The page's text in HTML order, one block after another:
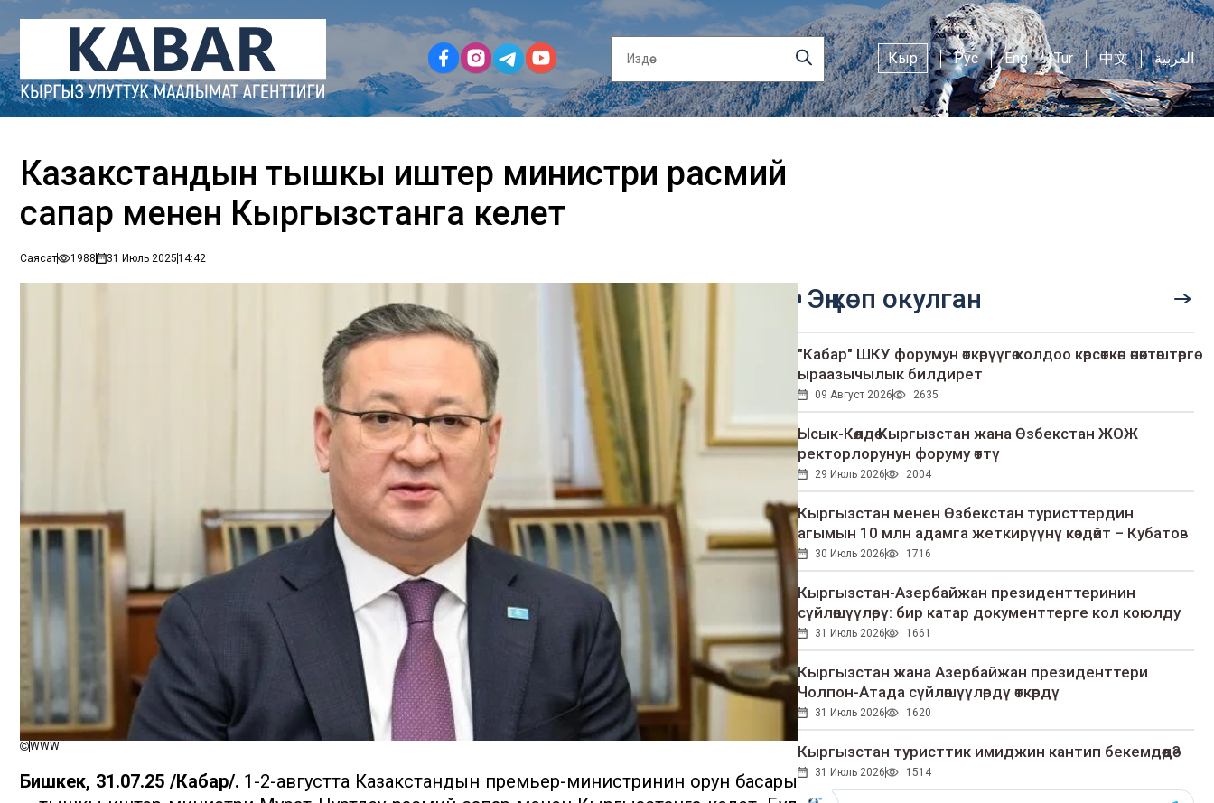
Кыр Рус Eng Tur 中文 العربية
Казакстандын тышкы иштер министри расмий
сапар менен Кыргызстанга келет
Саясат 1988 31 Июль 202514:42
WWW
Бишкек, 31.07.25 /Кабар/. 1-2-августта Казакстандын премьер-министринин орун басары
Эң көп окулган
"Кабар" ШКУ форумун өткөрүүгө колдоо көрсөткөн өнөктөштөргө
ыраазычылык билдирет
09 Август 2026 2635
Ысык-Көлдө Кыргызстан жана Өзбекстан ЖОЖ
ректорлорунун форуму өттү
29 Июль 2026 2004
Кыргызстан менен Өзбекстан туристтердин
агымын 10 млн адамга жеткирүүнү көздөйт – Кубатов
30 Июль 2026 1716
Кыргызстан-Азербайжан президенттеринин
сүйлөшүүлөрү: бир катар документтерге кол коюлду
31 Июль 2026 1661
Кыргызстан жана Азербайжан президенттери
Чолпон-Атада сүйлөшүүлөрдү өткөрдү
31 Июль 2026 1620
Кыргызстан туристтик имиджин кантип бекемдөөдө?
31 Июль 2026 1514